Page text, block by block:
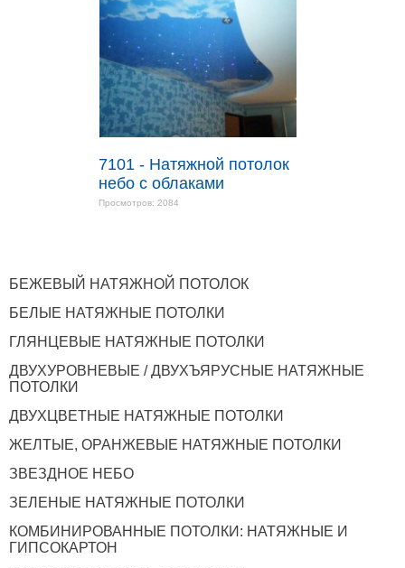
7101 - Натяжной потолок
небо с облаками
Просмотров: 2084
БЕЖЕВЫЙ НАТЯЖНОЙ ПОТОЛОК
БЕЛЫЕ НАТЯЖНЫЕ ПОТОЛКИ
ГЛЯНЦЕВЫЕ НАТЯЖНЫЕ ПОТОЛКИ
ДВУХУРОВНЕВЫЕ / ДВУХЪЯРУСНЫЕ НАТЯЖНЫЕ
ПОТОЛКИ
ДВУХЦВЕТНЫЕ НАТЯЖНЫЕ ПОТОЛКИ
ЖЕЛТЫЕ, ОРАНЖЕВЫЕ НАТЯЖНЫЕ ПОТОЛКИ
ЗВЕЗДНОЕ НЕБО
ЗЕЛЕНЫЕ НАТЯЖНЫЕ ПОТОЛКИ
КОМБИНИРОВАННЫЕ ПОТОЛКИ: НАТЯЖНЫЕ И
ГИПСОКАРТОН